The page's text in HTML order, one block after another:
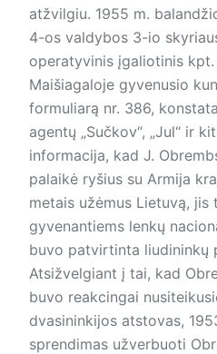
atžvilgiu. 1955 m.
4-os valdybos 3-io
operatyvinis įgaliotinis
Maišiagaloje gyvenusio
formuliarą nr. 386,
agentų „Sučkov“, „Jul“ ir
informacija, kad J.
palaikė ryšius su Armija
metais užėmus Lietuvą, jis
gyvenantiems lenkų
buvo patvirtinta liudininkų
Atsižvelgiant į tai, kad
buvo reakcingai
dvasinin­kijos atstovas,
sprendimas užverbuoti